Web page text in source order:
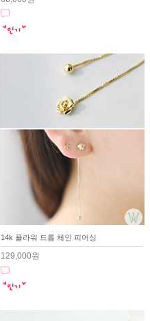
14k 플라워 드롭 체인 피어싱
129,000원